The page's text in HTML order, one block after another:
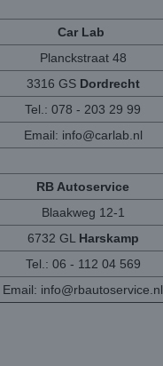
Car Lab
Planckstraat 48
3316 GS Dordrecht
Tel.: 078 - 203 29 99
Email: info@carlab.nl
RB Autoservice
Blaakweg 12-1
6732 GL Harskamp
Tel.: 06 - 112 04 569
Email: info@rbautoservice.nl